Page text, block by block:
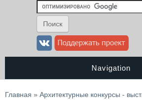
Navigation
Вы здесь
Главная » Архитектурные конкурсы -